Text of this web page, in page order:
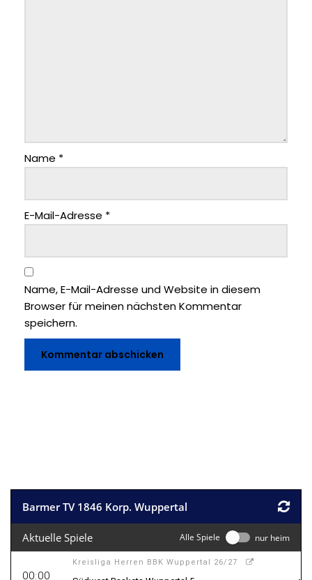
Name *
E-Mail-Adresse *
Name, E-Mail-Adresse und Website in diesem
Browser für meinen nächsten Kommentar
speichern.